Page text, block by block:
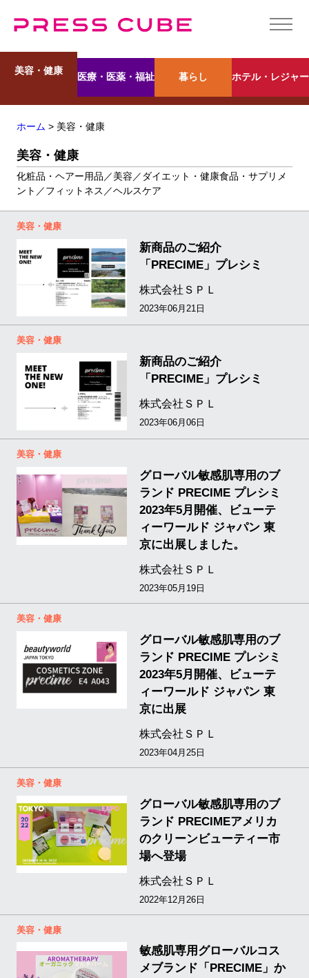
美容・健康
医療・医薬・福祉 暮らし ホテル・レジャー
ホーム > 美容・健康
美容・健康
化粧品・ヘアー用品／美容／ダイエット・健康食品・サプリメ
ント／フィットネス／ヘルスケア
美容・健康
新商品のご紹介
「PRECIME」プレシミ
株式会社ＳＰＬ
2023年06月21日
美容・健康
新商品のご紹介
「PRECIME」プレシミ
株式会社ＳＰＬ
2023年06月06日
美容・健康
グローバル敏感肌専用のブ
ランド PRECIME プレシミ
2023年5月開催、ビューテ
ィーワールド ジャパン 東
京に出展しました。
株式会社ＳＰＬ
2023年05月19日
美容・健康
グローバル敏感肌専用のブ
ランド PRECIME プレシミ
2023年5月開催、ビューテ
ィーワールド ジャパン 東
京に出展
株式会社ＳＰＬ
2023年04月25日
美容・健康
グローバル敏感肌専用のブ
ランド PRECIMEアメリカ
のクリーンビューティー市
場へ登場
株式会社ＳＰＬ
2022年12月26日
美容・健康
敏感肌専用グローバルコス
メブランド「PRECIME」か